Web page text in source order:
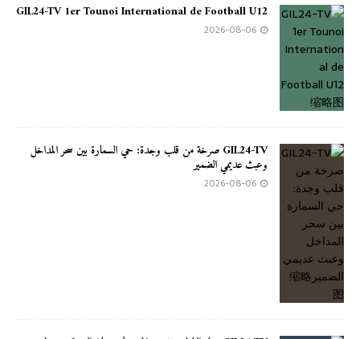
GIL24-TV 1er Tounoi International de Football U12
2026-08-06
GIL24-TV صرخة من قلب وجدة: حي السمارة بين سحر المداخل
وعبث عديمي الضمير
2026-08-06